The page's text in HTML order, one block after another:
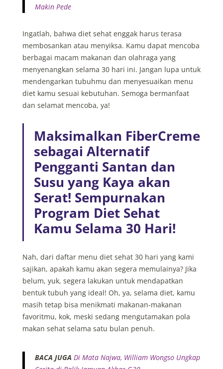
Makin Pede
Ingatlah, bahwa diet sehat enggak harus terasa
membosankan atau menyiksa. Kamu dapat mencoba
berbagai macam makanan dan olahraga yang
menyenangkan selama 30 hari ini. Jangan lupa untuk
mendengarkan tubuhmu dan menyesuaikan menu
diet kamu sesuai kebutuhan. Semoga bermanfaat
dan selamat mencoba, ya!
Maksimalkan FiberCreme
sebagai Alternatif
Pengganti Santan dan
Susu yang Kaya akan
Serat! Sempurnakan
Program Diet Sehat
Kamu Selama 30 Hari!
Nah, dari daftar menu diet sehat 30 hari yang kami
sajikan, apakah kamu akan segera memulainya? Jika
belum, yuk, segera lakukan untuk mendapatkan
bentuk tubuh yang ideal! Oh, ya, selama diet, kamu
masih tetap bisa menikmati makanan-makanan
favoritmu, kok, meski sedang mengutamakan pola
makan sehat selama satu bulan penuh.
BACA JUGA Di Mata Najwa, William Wongso Ungkap